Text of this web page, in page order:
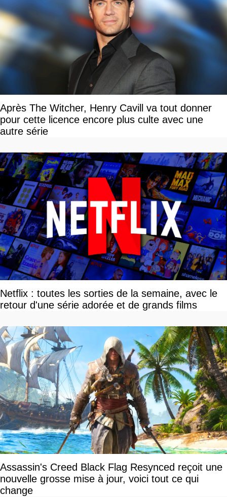
Après The Witcher, Henry Cavill va tout donner
pour cette licence encore plus culte avec une
autre série
Netflix : toutes les sorties de la semaine, avec le
retour d'une série adorée et de grands films
Assassin's Creed Black Flag Resynced reçoit une
nouvelle grosse mise à jour, voici tout ce qui
change